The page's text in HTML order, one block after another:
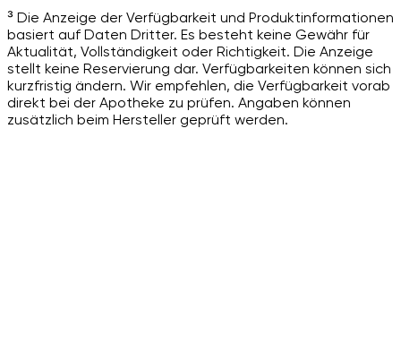
³ Die Anzeige der Verfügbarkeit und Produktinformationen
basiert auf Daten Dritter. Es besteht keine Gewähr für
Aktualität, Vollständigkeit oder Richtigkeit. Die Anzeige
stellt keine Reservierung dar. Verfügbarkeiten können sich
kurzfristig ändern. Wir empfehlen, die Verfügbarkeit vorab
direkt bei der Apotheke zu prüfen. Angaben können
zusätzlich beim Hersteller geprüft werden.